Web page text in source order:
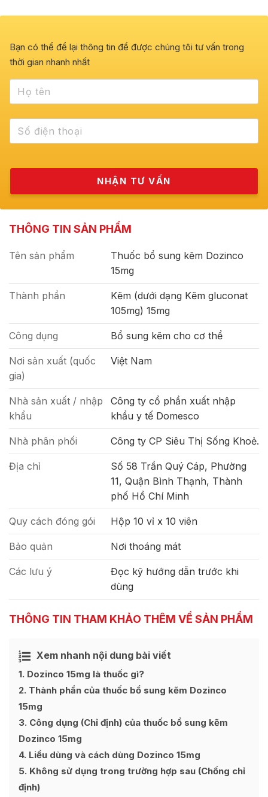
Bạn có thể để lại thông tin để được chúng tôi tư vấn trong
thời gian nhanh nhất
THÔNG TIN SẢN PHẨM
Tên sản phẩm
Thuốc bổ sung kẽm Dozinco
15mg
Thành phần
Kẽm (dưới dạng Kẽm gluconat
105mg) 15mg
Công dụng Bổ sung kẽm cho cơ thể
Nơi sản xuất (quốc
gia)
Việt Nam
Nhà sản xuất / nhập
khẩu
Công ty cổ phần xuất nhập
khẩu y tế Domesco
Nhà phân phối Công ty CP Siêu Thị Sống Khoẻ.
Địa chỉ
Số 58 Trần Quý Cáp, Phường
11, Quận Bình Thạnh, Thành
phố Hồ Chí Minh
Quy cách đóng gói Hộp 10 vỉ x 10 viên
Bảo quản Nơi thoáng mát
Các lưu ý
Đọc kỹ hướng dẫn trước khi
dùng
THÔNG TIN THAM KHẢO THÊM VỀ SẢN PHẨM
Xem nhanh nội dung bài viết
1 Dozinco 15mg là thuốc gì?
2 Thành phần của thuốc bổ sung kẽm Dozinco
15mg
3 Công dụng (Chỉ định) của thuốc bổ sung kẽm
Dozinco 15mg
4 Liều dùng và cách dùng Dozinco 15mg
5 Không sử dụng trong trường hợp sau (Chống chỉ
định)